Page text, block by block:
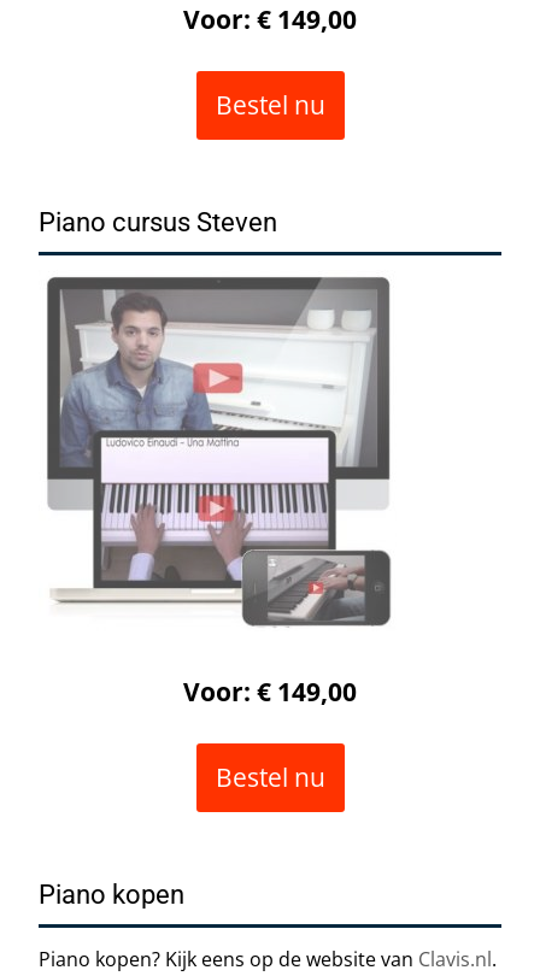
Voor: € 149,00
Bestel nu
Piano cursus Steven
Voor: € 149,00
Bestel nu
Piano kopen
Piano kopen? Kijk eens op de website van Clavis.nl.